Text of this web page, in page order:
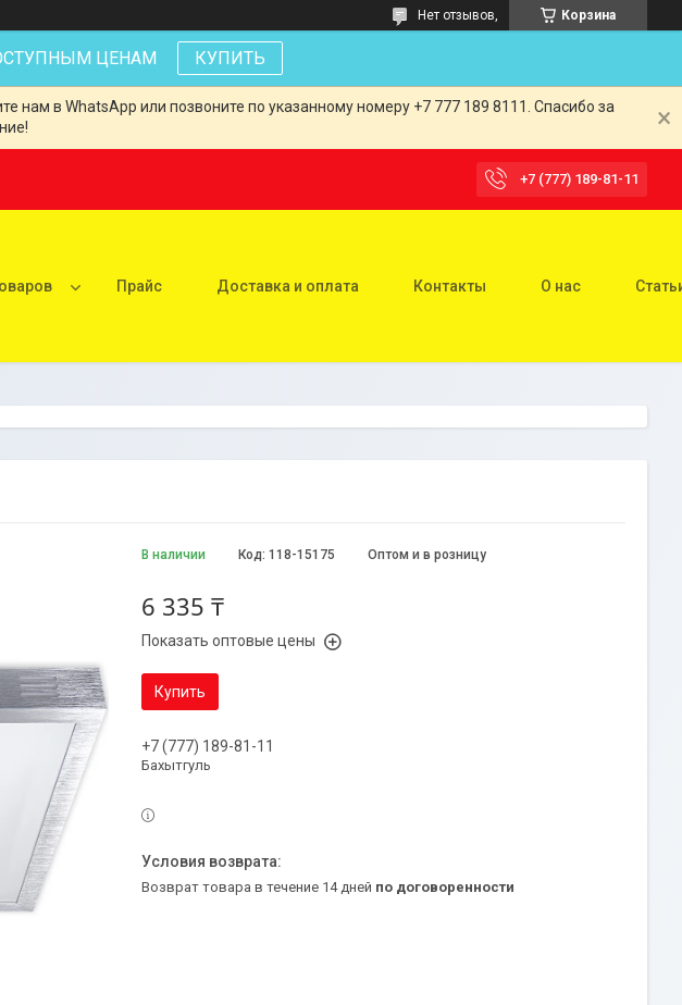
Корзина
Нет отзывов,
ЦЕНАМ КУПИТЬ
в WhatsApp или позвоните по указанному номеру +7 777 189 8111. Спасибо за
+7 (777) 189-81-11
Прайс Доставка и оплата Контакты О нас
В наличии Оптом и в розницу
Код: 118-15175
6 335 ₸
Показать оптовые цены
Купить
+7 (777) 189-81-11
Бахытгуль
возврат товара в течение 14 дней по договоренности